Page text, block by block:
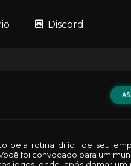
Discord
pela rotina difícil de seu
foi convocado para um